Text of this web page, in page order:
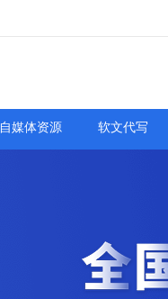
自媒体资源 软文代写